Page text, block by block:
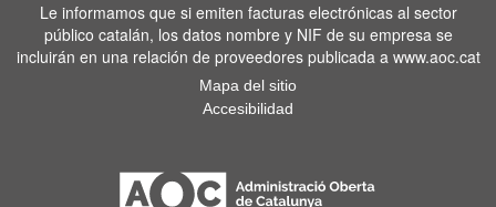
Le informamos que si emiten facturas electrónicas al sector
público catalán, los datos nombre y NIF de su empresa se
incluirán en una relación de proveedores publicada a www.aoc.cat
Mapa del sitio
Accesibilidad